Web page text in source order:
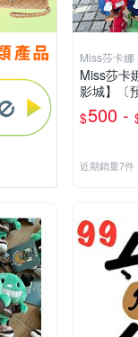
Miss莎卡娜
士尼代購
Miss莎卡
影城】〔
瑪利歐
碧姬公主
$500 -
近期銷量7件